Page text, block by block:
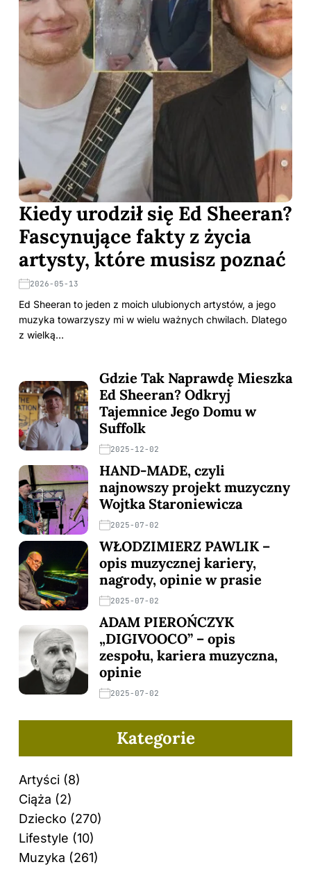
Kiedy urodził się Ed Sheeran?
Fascynujące fakty z życia
artysty, które musisz poznać
2026-05-13
Ed Sheeran to jeden z moich ulubionych artystów, a jego
muzyka towarzyszy mi w wielu ważnych chwilach. Dlatego
z wielką…
Gdzie Tak Naprawdę Mieszka
Ed Sheeran? Odkryj
Tajemnice Jego Domu w
Suffolk
2025-12-02
HAND-MADE, czyli
najnowszy projekt muzyczny
Wojtka Staroniewicza
2025-07-02
WŁODZIMIERZ PAWLIK –
opis muzycznej kariery,
nagrody, opinie w prasie
2025-07-02
ADAM PIEROŃCZYK
„DIGIVOOCO” – opis
zespołu, kariera muzyczna,
opinie
2025-07-02
Kategorie
Artyści (8)
Ciąża (2)
Dziecko (270)
Lifestyle (10)
Muzyka (261)